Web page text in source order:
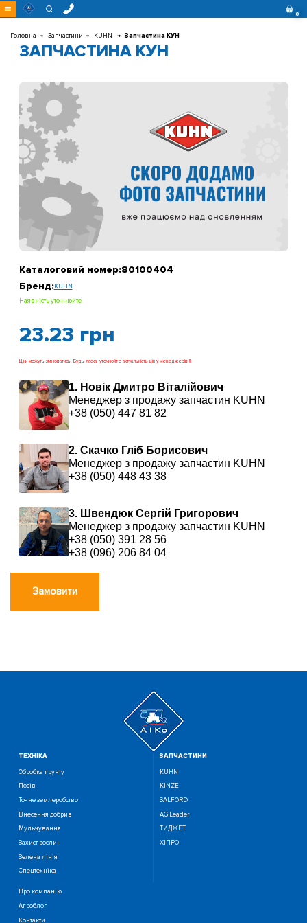
Перейти
до 0
Головна Запчастини KUHN Запчастина КУН
ЗАПЧАСТИНА КУН
Каталоговий номер:80100404
Бренд:KUHN
Наявність уточнюйте
23.23 грн
Ціни можуть змінюватись. Будь ласка, уточнюйте актуальність цін у менеджерів !!!
1. Новік Дмитро Віталійович
Менеджер з продажу запчастин KUHN
+38 (050) 447 81 82
2. Скачко Гліб Борисович
Менеджер з продажу запчастин KUHN
+38 (050) 448 43 38
3. Швендюк Сергій Григорович
Менеджер з продажу запчастин KUHN
+38 (050) 391 28 56
+38 (096) 206 84 04
Замовити
ТЕХНIКА
Обробка грунту
Посiв
Точне землеробство
Внесення добрив
Мульчування
Захист рослин
Зелена лінія
Спецтехніка
ЗАПЧАСТИНИ
KUHN
KINZE
SALFORD
AG Leader
ТИДЖЕТ
ХІПРО
Про компанію
Агроблог
Контакти